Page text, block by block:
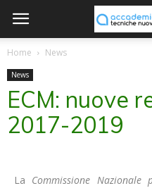
Home News
News
ECM: nuove
2017-2019
La Commissione